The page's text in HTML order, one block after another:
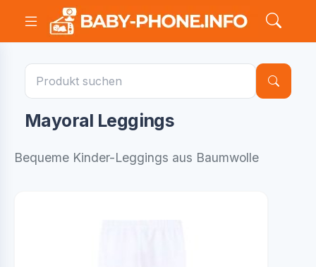
Mayoral Leggings
Bequeme Kinder-Leggings aus Baumwolle